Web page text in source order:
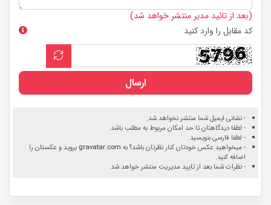
(بعد از تائید مدیر منتشر خواهد شد)
کد مقابل را وارد کنید
ارسال
- نشانی ایمیل شما منتشر نخواهد شد.
- لطفا دیدگاهتان تا حد امکان مربوط به مطلب باشد.
- لطفا فارسی بنویسید.
- میخواهید عکس خودتان کنار نظرتان باشد؟ به gravatar.com بروید و عکستان را
اضافه کنید.
- نظرات شما بعد از تایید مدیریت منتشر خواهد شد